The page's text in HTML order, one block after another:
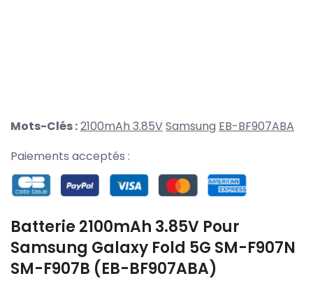
Mots-Clés :2100mAh 3.85VSamsung EB-BF907ABA
Paiements acceptés :
Batterie 2100mAh 3.85V Pour
Samsung Galaxy Fold 5G SM-F907N
SM-F907B (EB-BF907ABA)